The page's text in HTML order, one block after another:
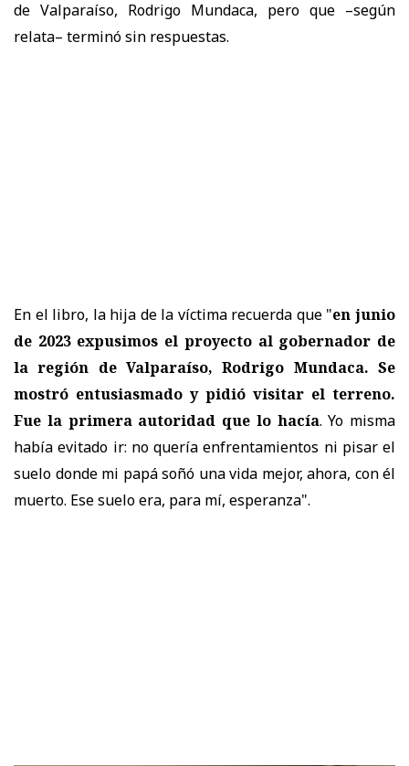
de Valparaíso, Rodrigo Mundaca, pero que –según
relata– terminó sin respuestas.
En el libro, la hija de la víctima recuerda que "en junio
de 2023 expusimos el proyecto al gobernador de
la región de Valparaíso, Rodrigo Mundaca. Se
mostró entusiasmado y pidió visitar el terreno.
Fue la primera autoridad que lo hacía. Yo misma
había evitado ir: no quería enfrentamientos ni pisar el
suelo donde mi papá soñó una vida mejor, ahora, con él
muerto. Ese suelo era, para mí, esperanza".